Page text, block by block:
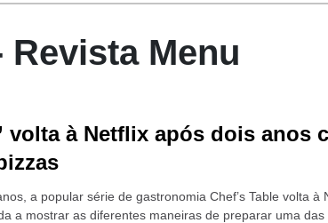
Revista Menu
volta à Netflix após dois anos
a popular série de gastronomia Chef’s Table volta à
a mostrar as diferentes maneiras de preparar uma das